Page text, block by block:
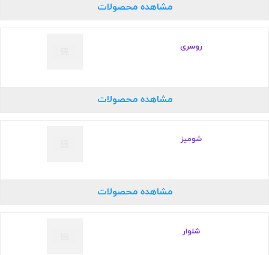
مشاهده محصولات
روسری
مشاهده محصولات
شومیز
مشاهده محصولات
شلوار